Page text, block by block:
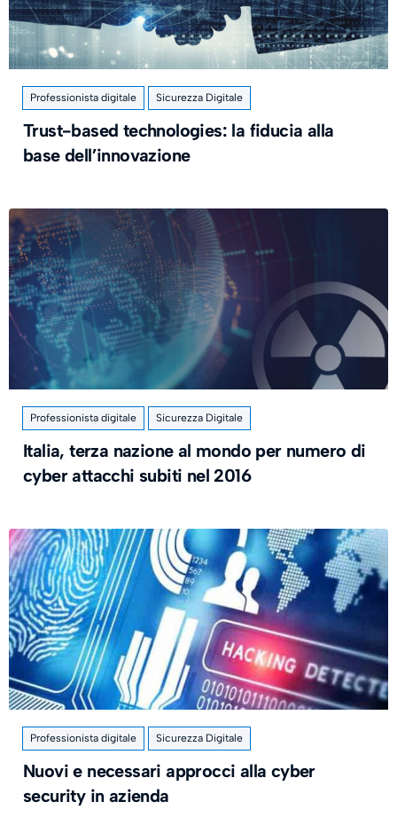
Professionista digitale Sicurezza Digitale
Trust-based technologies: la fiducia alla
base dell’innovazione
Professionista digitale Sicurezza Digitale
Italia, terza nazione al mondo per numero di
cyber attacchi subiti nel 2016
Professionista digitale Sicurezza Digitale
Nuovi e necessari approcci alla cyber
security in azienda